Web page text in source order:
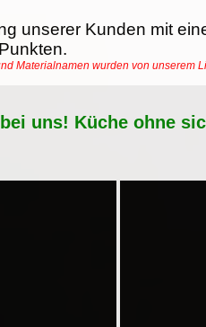
unserer Kunden mit
Punkten.
Materialnamen wurden von unserem
uns! Küche ohne